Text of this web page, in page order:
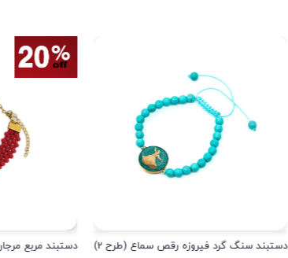
دستبند سنگ گرد فیروزه رقص سماع (طرح 2)
دستبند مربع